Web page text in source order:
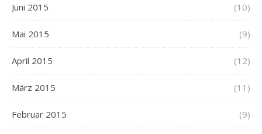
Juni 2015 (10)
Mai 2015 (9)
April 2015 (12)
März 2015 (11)
Februar 2015 (9)